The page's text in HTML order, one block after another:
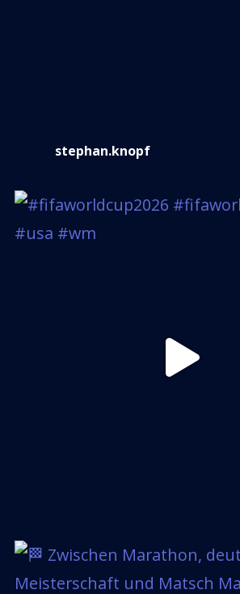
stephan.knopf